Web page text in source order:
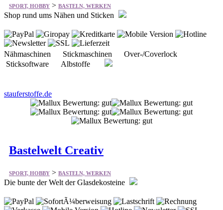
SPORT, HOBBY > BASTELN, WERKEN
Shop rund ums Nähen und Sticken
Nähmaschinen Stickmaschinen Over-/Coverlock
Sticksoftware Albstoffe
stauferstoffe.de
Bastelwelt Creativ
SPORT, HOBBY > BASTELN, WERKEN
Die bunte der Welt der Glasdekosteine